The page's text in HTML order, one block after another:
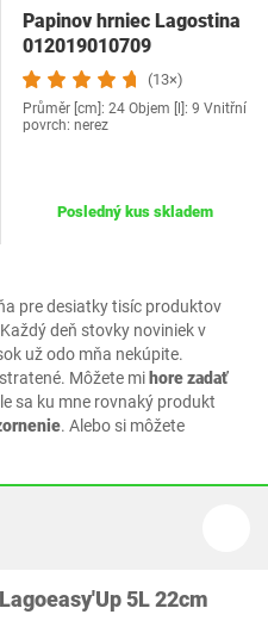
pre desiatky tisíc produktov
deň stovky noviniek v
už odo mňa nekúpite.
Môžete mi hore zadať
sa ku mne rovnaký produkt
. Alebo si môžete
Papinov hrniec Lagostina
012019010709
(13×)
Průměr [cm]: 24 Objem [l]: 9 Vnitřní
povrch: nerez
Posledný kus skladem
5L 22cm